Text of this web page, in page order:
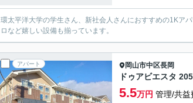
環太平洋大学の学生さん、新社会人さんにおすすめの1Kア
ロなど嬉しい設備も揃っています。
アパート 岡山市中区長岡
ドゥアビエスタ 205
5.5万円 管理/共益